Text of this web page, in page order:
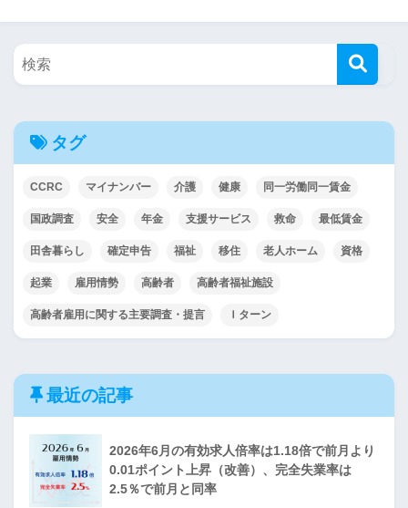
タグ
CCRC マイナンバー 介護 健康 同一労働同一賃金
国政調査 安全 年金 支援サービス 救命 最低賃金
田舎暮らし 確定申告 福祉 移住 老人ホーム 資格
起業 雇用情勢 高齢者 高齢者福祉施設
高齢者雇用に関する主要調査・提言 Ｉターン
最近の記事
2026年6月の有効求人倍率は1.18倍で前月より
0.01ポイント上昇（改善）、完全失業率は
2.5％で前月と同率